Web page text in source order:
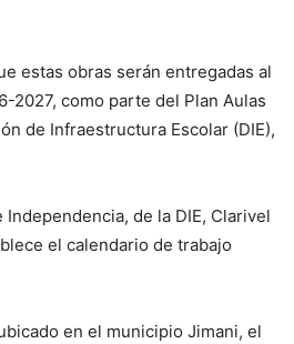
estas obras serán entregadas al
2027, como parte del Plan Aulas
de Infraestructura Escolar (DIE),
de la DIE, Clarivel
el calendario de trabajo
en el municipio Jimani, el